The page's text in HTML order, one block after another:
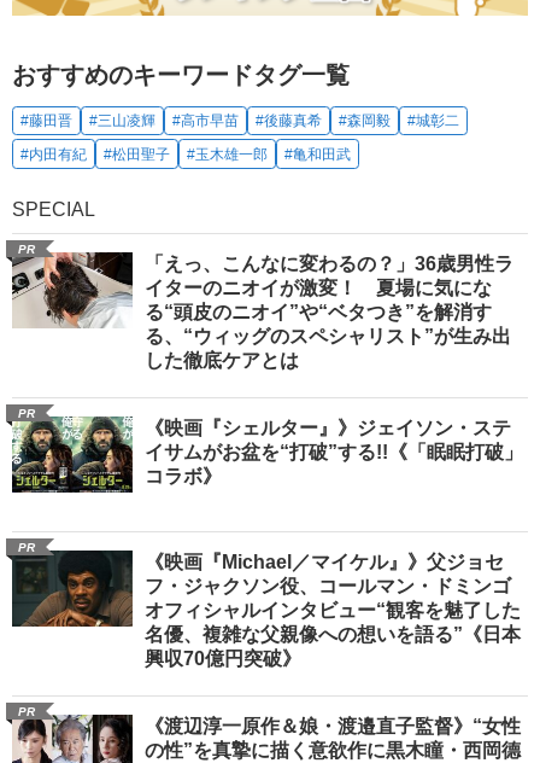
おすすめのキーワードタグ一覧
#藤田晋 #三山凌輝 #高市早苗 #後藤真希 #森岡毅
#城彰二
#内田有紀
#松田聖子 #玉木雄一郎 #亀和田武
SPECIAL
PR
「えっ、こんなに変わるの？」36歳男性ラ
イターのニオイが激変！ 夏場に気にな
る“頭皮のニオイ”や“ベタつき”を解消す
る、“ウィッグのスペシャリスト”が生み出
した徹底ケアとは
PR
《映画『シェルター』》ジェイソン・ステ
イサムがお盆を“打破”する!!《「眠眠打破」
コラボ》
PR
《映画『Michael／マイケル』》父ジョセ
フ・ジャクソン役、コールマン・ドミンゴ
オフィシャルインタビュー“観客を魅了した
名優、複雑な父親像への想いを語る”《日本
興収70億円突破》
PR
《渡辺淳一原作＆娘・渡邉直子監督》“女性
の性”を真摯に描く意欲作に黒木瞳・西岡德